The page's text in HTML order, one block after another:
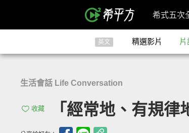
希式五次
英文 精選影片
生活會話 Life Conversation
收藏 「經常地、有規